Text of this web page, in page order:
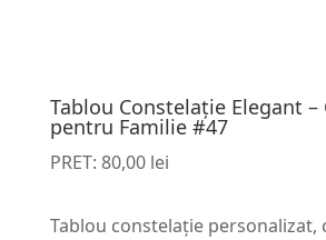
Tablou Constelație Elegant –
pentru Familie #47
PRET: 80,00 lei
Tablou constelație personalizat,